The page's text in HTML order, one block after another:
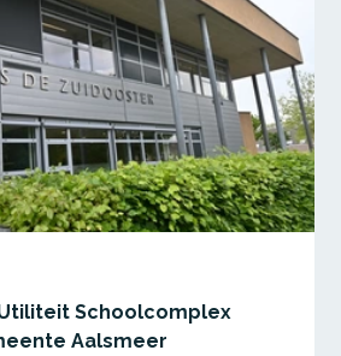
Schoolcomplex
Aalsmeer